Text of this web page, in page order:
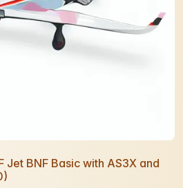
Jet BNF Basic with AS3X and